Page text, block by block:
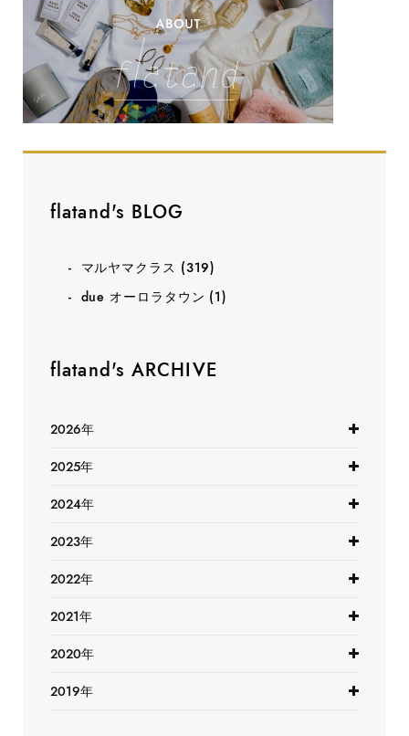
flatand's BLOG
マルヤマクラス (319)
due オーロラタウン (1)
flatand's ARCHIVE
2026年
2025年
2024年
2023年
2022年
2021年
2020年
2019年